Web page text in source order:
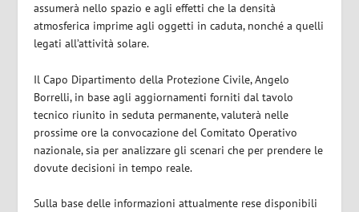
assumerà nello spazio e agli effetti che la densità
atmosferica imprime agli oggetti in caduta, nonché a quelli
legati all’attività solare.
Il Capo Dipartimento della Protezione Civile, Angelo
Borrelli, in base agli aggiornamenti forniti dal tavolo
tecnico riunito in seduta permanente, valuterà nelle
prossime ore la convocazione del Comitato Operativo
nazionale, sia per analizzare gli scenari che per prendere le
dovute decisioni in tempo reale.
Sulla base delle informazioni attualmente rese disponibili